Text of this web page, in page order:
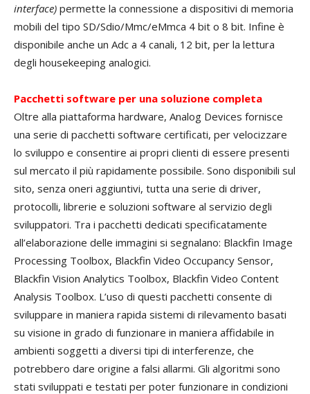
interface) permette la connessione a dispositivi di memoria
mobili del tipo SD/Sdio/Mmc/eMmca 4 bit o 8 bit. Infine è
disponibile anche un Adc a 4 canali, 12 bit, per la lettura
degli housekeeping analogici.
Pacchetti software per una soluzione completa
Oltre alla piattaforma hardware, Analog Devices fornisce
una serie di pacchetti software certificati, per velocizzare
lo sviluppo e consentire ai propri clienti di essere presenti
sul mercato il più rapidamente possibile. Sono disponibili sul
sito, senza oneri aggiuntivi, tutta una serie di driver,
protocolli, librerie e soluzioni software al servizio degli
sviluppatori. Tra i pacchetti dedicati specificatamente
all’elaborazione delle immagini si segnalano: Blackfin Image
Processing Toolbox, Blackfin Video Occupancy Sensor,
Blackfin Vision Analytics Toolbox, Blackfin Video Content
Analysis Toolbox. L’uso di questi pacchetti consente di
sviluppare in maniera rapida sistemi di rilevamento basati
su visione in grado di funzionare in maniera affidabile in
ambienti soggetti a diversi tipi di interferenze, che
potrebbero dare origine a falsi allarmi. Gli algoritmi sono
stati sviluppati e testati per poter funzionare in condizioni